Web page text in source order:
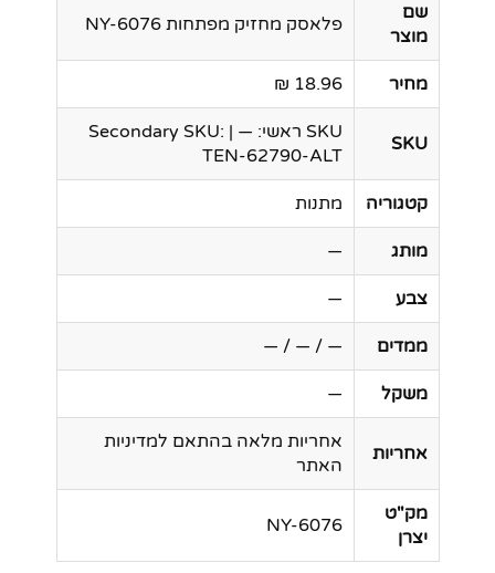
שם
מוצר
פלאסק מחזיק מפתחות NY-6076
מחיר 18.96 ₪
SKU
SKU ראשי: — | Secondary SKU:
TEN-62790-ALT
קטגוריה מתנות
מותג —
צבע —
ממדים — / — / —
משקל —
אחריות
אחריות מלאה בהתאם למדיניות
האתר
מק"ט
יצרן
NY-6076